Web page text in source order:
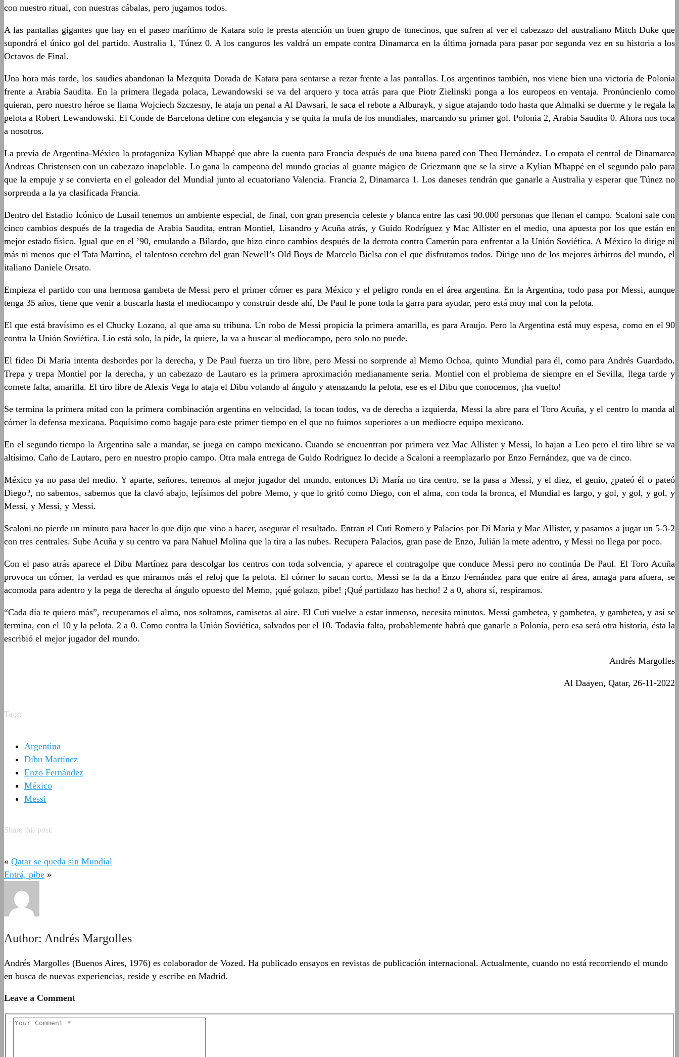
con nuestro ritual, con nuestras cábalas, pero jugamos todos.
A las pantallas gigantes que hay en el paseo marítimo de Katara solo le presta atención un buen grupo de tunecinos, que sufren al ver el cabezazo del australiano Mitch Duke que
supondrá el único gol del partido. Australia 1, Túnez 0. A los canguros les valdrá un empate contra Dinamarca en la última jornada para pasar por segunda vez en su historia a los
Octavos de Final.
Una hora más tarde, los saudíes abandonan la Mezquita Dorada de Katara para sentarse a rezar frente a las pantallas. Los argentinos también, nos viene bien una victoria de Polonia
frente a Arabia Saudita. En la primera llegada polaca, Lewandowski se va del arquero y toca atrás para que Piotr Zielinski ponga a los europeos en ventaja. Pronúncienlo como
quieran, pero nuestro héroe se llama Wojciech Szczesny, le ataja un penal a Al Dawsari, le saca el rebote a Alburayk, y sigue atajando todo hasta que Almalki se duerme y le regala la
pelota a Robert Lewandowski. El Conde de Barcelona define con elegancia y se quita la mufa de los mundiales, marcando su primer gol. Polonia 2, Arabia Saudita 0. Ahora nos toca
a nosotros.
La previa de Argentina-México la protagoniza Kylian Mbappé que abre la cuenta para Francia después de una buena pared con Theo Hernández. Lo empata el central de Dinamarca
Andreas Christensen con un cabezazo inapelable. Lo gana la campeona del mundo gracias al guante mágico de Griezmann que se la sirve a Kylian Mbappé en el segundo palo para
que la empuje y se convierta en el goleador del Mundial junto al ecuatoriano Valencia. Francia 2, Dinamarca 1. Los daneses tendrán que ganarle a Australia y esperar que Túnez no
sorprenda a la ya clasificada Francia.
Dentro del Estadio Icónico de Lusail tenemos un ambiente especial, de final, con gran presencia celeste y blanca entre las casi 90.000 personas que llenan el campo. Scaloni sale con
cinco cambios después de la tragedia de Arabia Saudita, entran Montiel, Lisandro y Acuña atrás, y Guido Rodríguez y Mac Allister en el medio, una apuesta por los que están en
mejor estado físico. Igual que en el ’90, emulando a Bilardo, que hizo cinco cambios después de la derrota contra Camerún para enfrentar a la Unión Soviética. A México lo dirige ni
más ni menos que el Tata Martino, el talentoso cerebro del gran Newell’s Old Boys de Marcelo Bielsa con el que disfrutamos todos. Dirige uno de los mejores árbitros del mundo, el
italiano Daniele Orsato.
Empieza el partido con una hermosa gambeta de Messi pero el primer córner es para México y el peligro ronda en el área argentina. En la Argentina, todo pasa por Messi, aunque
tenga 35 años, tiene que venir a buscarla hasta el mediocampo y construir desde ahí, De Paul le pone toda la garra para ayudar, pero está muy mal con la pelota.
El que está bravísimo es el Chucky Lozano, al que ama su tribuna. Un robo de Messi propicia la primera amarilla, es para Araujo. Pero la Argentina está muy espesa, como en el 90
contra la Unión Soviética. Lio está solo, la pide, la quiere, la va a buscar al mediocampo, pero solo no puede.
El fideo Di María intenta desbordes por la derecha, y De Paul fuerza un tiro libre, pero Messi no sorprende al Memo Ochoa, quinto Mundial para él, como para Andrés Guardado.
Trepa y trepa Montiel por la derecha, y un cabezazo de Lautaro es la primera aproximación medianamente seria. Montiel con el problema de siempre en el Sevilla, llega tarde y
comete falta, amarilla. El tiro libre de Alexis Vega lo ataja el Dibu volando al ángulo y atenazando la pelota, ese es el Dibu que conocemos, ¡ha vuelto!
Se termina la primera mitad con la primera combinación argentina en velocidad, la tocan todos, va de derecha a izquierda, Messi la abre para el Toro Acuña, y el centro lo manda al
córner la defensa mexicana. Poquísimo como bagaje para este primer tiempo en el que no fuimos superiores a un mediocre equipo mexicano.
En el segundo tiempo la Argentina sale a mandar, se juega en campo mexicano. Cuando se encuentran por primera vez Mac Allister y Messi, lo bajan a Leo pero el tiro libre se va
altísimo. Caño de Lautaro, pero en nuestro propio campo. Otra mala entrega de Guido Rodríguez lo decide a Scaloni a reemplazarlo por Enzo Fernández, que va de cinco.
México ya no pasa del medio. Y aparte, señores, tenemos al mejor jugador del mundo, entonces Di María no tira centro, se la pasa a Messi, y el diez, el genio, ¿pateó él o pateó
Diego?, no sabemos, sabemos que la clavó abajo, lejísimos del pobre Memo, y que lo gritó como Diego, con el alma, con toda la bronca, el Mundial es largo, y gol, y gol, y gol, y
Messi, y Messi, y Messi.
Scaloni no pierde un minuto para hacer lo que dijo que vino a hacer, asegurar el resultado. Entran el Cuti Romero y Palacios por Di María y Mac Allister, y pasamos a jugar un 5-3-2
con tres centrales. Sube Acuña y su centro va para Nahuel Molina que la tira a las nubes. Recupera Palacios, gran pase de Enzo, Julián la mete adentro, y Messi no llega por poco.
Con el paso atrás aparece el Dibu Martínez para descolgar los centros con toda solvencia, y aparece el contragolpe que conduce Messi pero no continúa De Paul. El Toro Acuña
provoca un córner, la verdad es que miramos más el reloj que la pelota. El córner lo sacan corto, Messi se la da a Enzo Fernández para que entre al área, amaga para afuera, se
acomoda para adentro y la pega de derecha al ángulo opuesto del Memo, ¡qué golazo, pibe! ¡Qué partidazo has hecho! 2 a 0, ahora sí, respiramos.
“Cada día te quiero más”, recuperamos el alma, nos soltamos, camisetas al aire. El Cuti vuelve a estar inmenso, necesita minutos. Messi gambetea, y gambetea, y gambetea, y así se
termina, con el 10 y la pelota. 2 a 0. Como contra la Unión Soviética, salvados por el 10. Todavía falta, probablemente habrá que ganarle a Polonia, pero esa será otra historia, ésta la
escribió el mejor jugador del mundo.
Andrés Margolles
Al Daayen, Qatar, 26-11-2022
Tags:
Argentina
Dibu Martínez
Enzo Fernández
México
Messi
Share this post:
« Qatar se queda sin Mundial
Entrá, pibe »
Author: Andrés Margolles
Andrés Margolles (Buenos Aires, 1976) es colaborador de Vozed. Ha publicado ensayos en revistas de publicación internacional. Actualmente, cuando no está recorriendo el mundo
en busca de nuevas experiencias, reside y escribe en Madrid.
Leave a Comment